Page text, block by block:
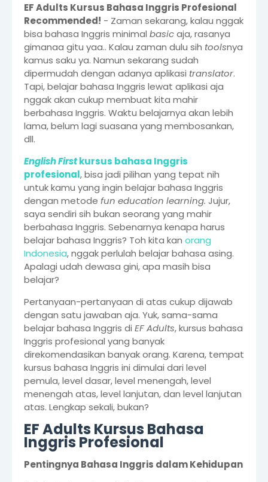
EF Adults Kursus Bahasa Inggris Profesional
Recommended! - Zaman sekarang, kalau nggak
bisa bahasa Inggris minimal basicaja, rasanya
gimanaa gitu yaa.. Kalau zaman dulu sih toolsnya
kamus saku ya. Namun sekarang sudah
dipermudah dengan adanya aplikasi translator.
Tapi, belajar bahasa Inggris lewat aplikasi aja
nggak akan cukup membuat kita mahir
berbahasa Inggris. Waktu belajarnya akan lebih
lama, belum lagi suasana yang membosankan,
dll.
English Firstkursus bahasa Inggris
profesional, bisa jadi pilihan yang tepat nih
untuk kamu yang ingin belajar bahasa Inggris
dengan metode fun education learning. Jujur,
saya sendiri sih bukan seorang yang mahir
berbahasa Inggris. Sebenarnya kenapa harus
belajar bahasa Inggris? Toh kita kan orang
Indonesia, nggak perlulah belajar bahasa asing.
Apalagi udah dewasa gini, apa masih bisa
belajar?
Pertanyaan-pertanyaan di atas cukup dijawab
dengan satu jawaban aja. Yuk, sama-sama
belajar bahasa Inggris di EF Adults, kursus bahasa
Inggris profesional yang banyak
direkomendasikan banyak orang. Karena, tempat
kursus bahasa Inggris ini dimulai dari level
pemula, level dasar, level menengah, level
menengah atas, level lanjutan, dan level lanjutan
atas. Lengkap sekali, bukan?
EF Adults Kursus Bahasa
Inggris Profesional
Pentingnya Bahasa Inggris dalam Kehidupan